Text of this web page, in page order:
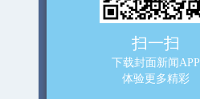
扫一扫
下载封面新闻APP
体验更多精彩